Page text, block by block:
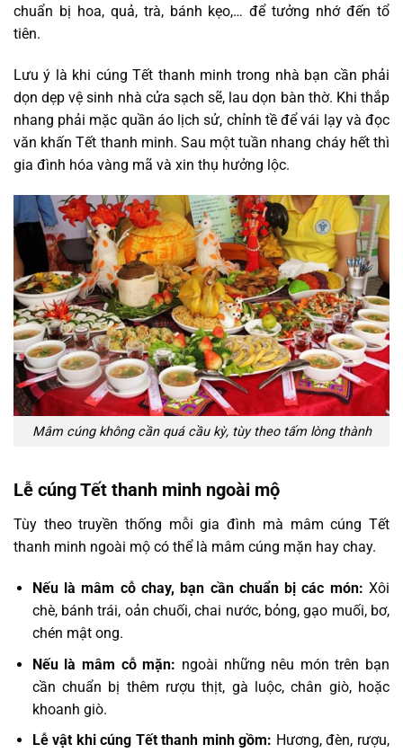
chuẩn bị hoa, quả, trà, bánh kẹo,… để tưởng nhớ đến tổ
tiên.
Lưu ý là khi cúng Tết thanh minh trong nhà bạn cần phải
dọn dẹp vệ sinh nhà cửa sạch sẽ, lau dọn bàn thờ. Khi thắp
nhang phải mặc quần áo lịch sử, chỉnh tề để vái lạy và đọc
văn khấn Tết thanh minh. Sau một tuần nhang cháy hết thì
gia đình hóa vàng mã và xin thụ hưởng lộc.
Mâm cúng không cần quá cầu kỳ, tùy theo tấm lòng thành
Lễ cúng Tết thanh minh ngoài mộ
Tùy theo truyền thống mỗi gia đình mà mâm cúng Tết
thanh minh ngoài mộ có thể là mâm cúng mặn hay chay.
Nếu là mâm cỗ chay, bạn cần chuẩn bị các món: Xôi
chè, bánh trái, oản chuối, chai nước, bỏng, gạo muối, bơ,
chén mật ong.
Nếu là mâm cỗ mặn: ngoài những nêu món trên bạn
cần chuẩn bị thêm rượu thịt, gà luộc, chân giò, hoặc
khoanh giò.
Lễ vật khi cúng Tết thanh minh gồm: Hương, đèn, rượu,